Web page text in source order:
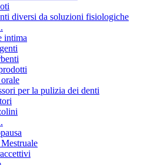
diversi da soluzioni fisiologiche
intima
per la pulizia dei denti